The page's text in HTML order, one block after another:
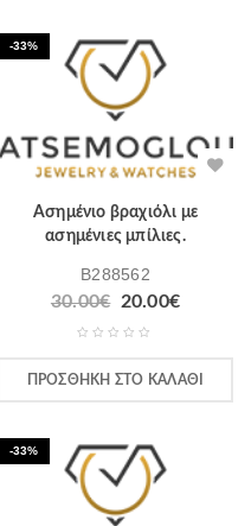
-33%
Ασημένιο βραχιόλι με
ασημένιες μπίλιες.
B288562
30.00€ 20.00€
ΠΡΟΣΘΉΚΗ ΣΤΟ ΚΑΛΆΘΙ
-33%